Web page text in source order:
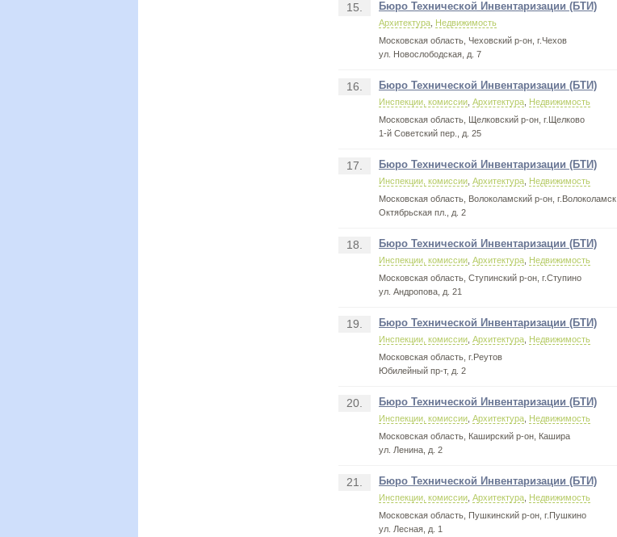
15. Бюро Технической Инвентаризации (БТИ)
Архитектура Недвижимость
Московская область, Чеховский р-он, г.Чехов
ул. Новослободская, д. 7
16. Бюро Технической Инвентаризации (БТИ)
Инспекции, комиссии Архитектура Недвижимость
Московская область, Щелковский р-он, г.Щелково
1-й Советский пер., д. 25
17. Бюро Технической Инвентаризации (БТИ)
Инспекции, комиссии Архитектура Недвижимость
Московская область, Волоколамский р-он, г.Волоколамск
Октябрьская пл., д. 2
18. Бюро Технической Инвентаризации (БТИ)
Инспекции, комиссии Архитектура Недвижимость
Московская область, Ступинский р-он, г.Ступино
ул. Андропова, д. 21
19. Бюро Технической Инвентаризации (БТИ)
Инспекции, комиссии Архитектура Недвижимость
Московская область, г.Реутов
Юбилейный пр-т, д. 2
20. Бюро Технической Инвентаризации (БТИ)
Инспекции, комиссии Архитектура Недвижимость
Московская область, Каширский р-он, Кашира
ул. Ленина, д. 2
21. Бюро Технической Инвентаризации (БТИ)
Инспекции, комиссии Архитектура Недвижимость
Московская область, Пушкинский р-он, г.Пушкино
ул. Лесная, д. 1